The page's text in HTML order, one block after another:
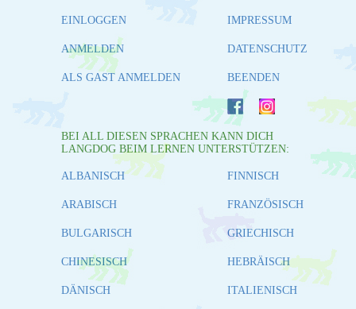
EINLOGGEN
ANMELDEN
ALS GAST ANMELDEN
IMPRESSUM
DATENSCHUTZ
BEENDEN
BEI ALL DIESEN SPRACHEN KANN DICH
LANGDOG BEIM LERNEN UNTERSTÜTZEN:
ALBANISCH
ARABISCH
BULGARISCH
CHINESISCH
DÄNISCH
FINNISCH
FRANZÖSISCH
GRIECHISCH
HEBRÄISCH
ITALIENISCH